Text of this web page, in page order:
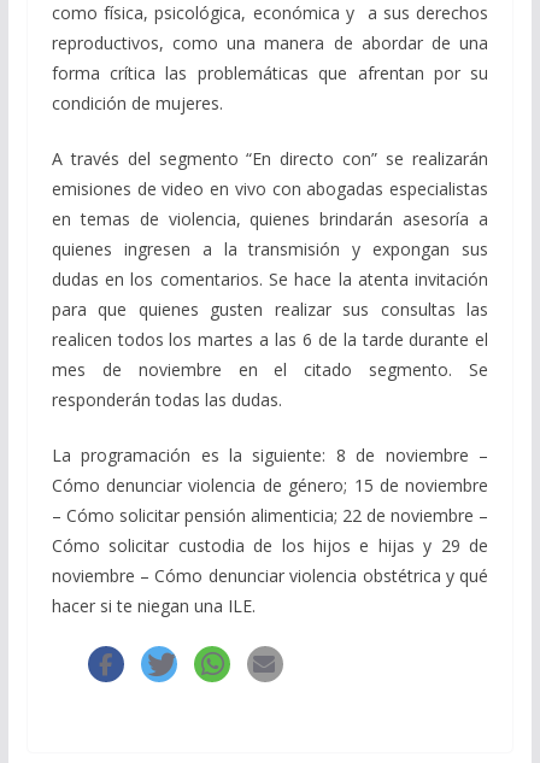
como física, psicológica, económica y a sus derechos
reproductivos, como una manera de abordar de una
forma crítica las problemáticas que afrentan por su
condición de mujeres.
A través del segmento “En directo con” se realizarán
emisiones de video en vivo con abogadas especialistas
en temas de violencia, quienes brindarán asesoría a
quienes ingresen a la transmisión y expongan sus
dudas en los comentarios. Se hace la atenta invitación
para que quienes gusten realizar sus consultas las
realicen todos los martes a las 6 de la tarde durante el
mes de noviembre en el citado segmento. Se
responderán todas las dudas.
La programación es la siguiente: 8 de noviembre –
Cómo denunciar violencia de género; 15 de noviembre
– Cómo solicitar pensión alimenticia; 22 de noviembre –
Cómo solicitar custodia de los hijos e hijas y 29 de
noviembre – Cómo denunciar violencia obstétrica y qué
hacer si te niegan una ILE.